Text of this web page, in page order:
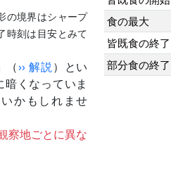
食の最大
皆既食の終了
部分食の終了
の境界はシャープ
時刻は目安とみて
（›› 解説）とい
くなっていま
かもしれませ
察地ごとに異な